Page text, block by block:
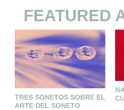
FEATURED
TRES SONETOS SOBRE EL
ARTE DEL SONETO